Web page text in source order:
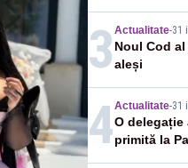
3 Actualitate-31
Noul Cod
aleși
4Actualitate-31
O
primită la